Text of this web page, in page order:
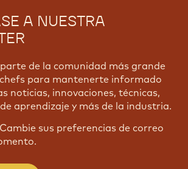
A NUESTRA
de la comunidad más grande
para mantenerte informado
noticias, innovaciones, técnicas,
aprendizaje y más de la industria.
sus preferencias de correo